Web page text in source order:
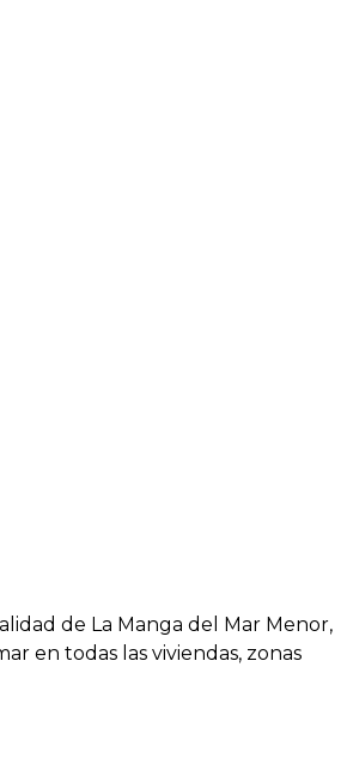
de La Manga del Mar Menor,
en todas las viviendas, zonas